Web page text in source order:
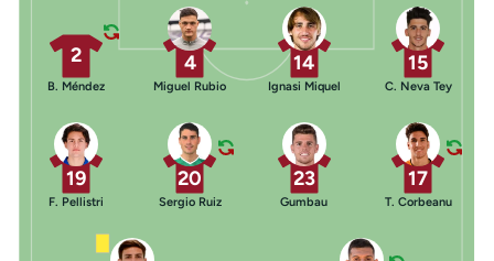
15
C. Neva Tey
14
Ignasi Miquel
4
Miguel Rubio
2
B. Méndez
17
T. Corbeanu
23
Gumbau
20
Sergio Ruiz
19
F. Pellistri